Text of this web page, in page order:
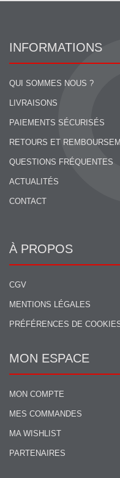
INFORMATIONS
QUI SOMMES NOUS ?
LIVRAISONS
PAIEMENTS SÉCURISÉS
RETOURS ET
QUESTIONS FRÉQUENTES
ACTUALITÉS
CONTACT
À PROPOS
CGV
MENTIONS LÉGALES
PRÉFÉRENCES DE
MON ESPACE
MON COMPTE
MES COMMANDES
MA WISHLIST
PARTENAIRES